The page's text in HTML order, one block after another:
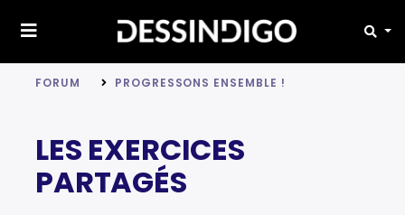
FORUM PROGRESSONS ENSEMBLE !
LES EXERCICES
PARTAGÉS